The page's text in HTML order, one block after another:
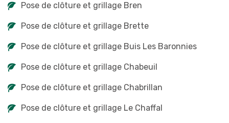
Pose de clôture et grillage Bren
Pose de clôture et grillage Brette
Pose de clôture et grillage Buis Les Baronnies
Pose de clôture et grillage Chabeuil
Pose de clôture et grillage Chabrillan
Pose de clôture et grillage Le Chaffal